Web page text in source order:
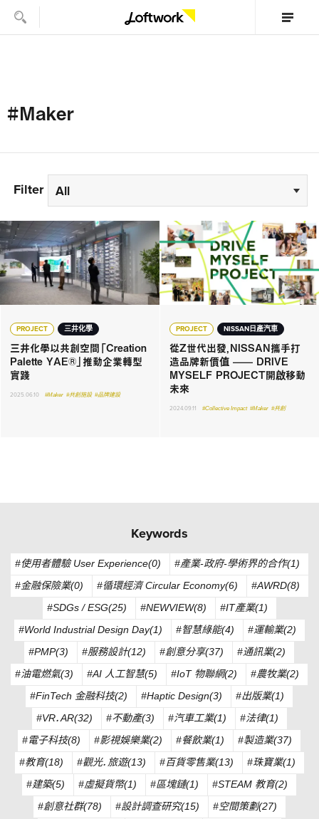
#Maker
Filter All
PROJECT 三井化學
三井化學以共創空間「Creation
Palette YAE®」推動企業轉型
實踐
2025.06.10 #Maker #共創施設 #品牌建設
PROJECT NISSAN日產汽車
從Z世代出發，NISSAN攜手打
造品牌新價值 —— DRIVE
MYSELF PROJECT開啟移動
未來
2024.09.11 #Collective Impact #Maker #共創
Keywords
#使用者體驗 User Experience(0)
#產業-政府-學術界的合作(1)
#金融保險業(0)
#循環經濟 Circular Economy(6)
#AWRD(8)
#SDGs / ESG(25)
#NEWVIEW(8)
#IT產業(1)
#World Industrial Design Day(1)
#智慧綠能(4)
#運輸業(2)
#PMP(3)
#服務設計(12) #創意分享(37)
#通訊業(2)
#油電燃氣(3)
#AI 人工智慧(5) #IoT 物聯網(2)
#農牧業(2)
#FinTech 金融科技(2)
#Haptic Design(3)
#出版業(1)
#VR．AR(32)
#不動產(3) #汽車工業(1)
#法律(1)
#電子科技(8)
#影視娛樂業(2) #餐飲業(1)
#製造業(37)
#教育(18)
#觀光．旅遊(13) #百貨零售業(13)
#珠寶業(1)
#建築(5)
#虛擬貨幣(1) #區塊鏈(1)
#STEAM 教育(2)
#創意社群(78)
#設計調查研究(15)
#空間策劃(27)